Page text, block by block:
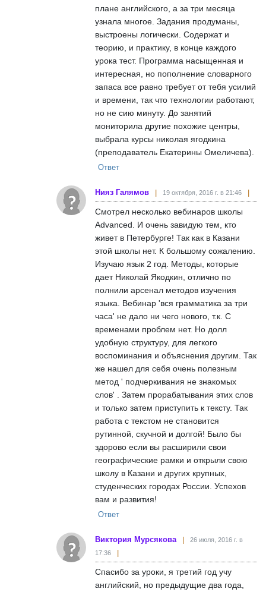
плане английского, а за три месяца
узнала многое. Задания продуманы,
выстроены логически. Содержат и
теорию, и практику, в конце каждого
урока тест. Программа насыщенная и
интересная, но пополнение словарного
запаса все равно требует от тебя усилий
и времени, так что технологии работают,
но не сию минуту. До занятий
мониторила другие похожие центры,
выбрала курсы николая ягодкина
(преподаватель Екатерины Омеличева).
Ответ
Нияз Галямов 19 октября, 2016 г. в 21:46
Смотрел несколько вебинаров школы
Advanced. И очень завидую тем, кто
живет в Петербурге! Так как в Казани
этой школы нет. К большому сожалению.
Изучаю язык 2 год. Методы, которые
дает Николай Якодкин, отлично по
полнили арсенал методов изучения
языка. Вебинар 'вся грамматика за три
часа' не дало ни чего нового, т.к. С
временами проблем нет. Но долл
удобную структуру, для легкого
воспоминания и объяснения другим. Так
же нашел для себя очень полезным
метод ' подчеркивания не знакомых
слов' . Затем прорабатывания этих слов
и только затем приступить к тексту. Так
работа с текстом не становится
рутинной, скучной и долгой! Было бы
здорово если вы расширили свои
географические рамки и открыли свою
школу в Казани и других крупных,
студенческих городах России. Успехов
вам и развития!
Ответ
Виктория Мурсякова
26 июля, 2016 г. в
17:36
Спасибо за уроки, я третий год учу
английский, но предыдущие два года,